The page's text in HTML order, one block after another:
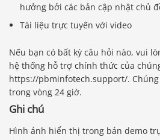
hưởng bởi các bản cập nhật chủ
Tài liệu trực tuyến với video
Nếu bạn có bất kỳ câu hỏi nào, vui
hệ thống hỗ trợ chính thức của
https://pbminfotech.support/.
trong vòng 24 giờ.
Ghi chú
Hình ảnh hiển thị trong bản demo